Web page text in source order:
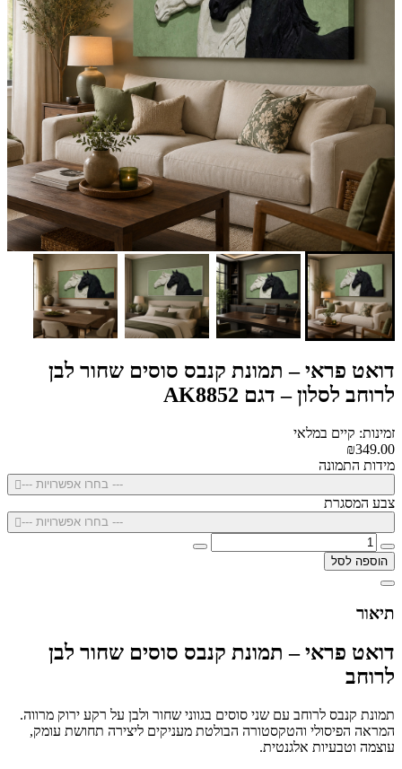
דואט פראי – תמונת קנבס סוסים שחור לבן
לרוחב לסלון – דגם AK8852
זמינות: קיים במלאי
₪349.00
מידות התמונה
--- בחרו אפשרויות ---
צבע המסגרת
--- בחרו אפשרויות ---
הוספה לסל
תיאור
דואט פראי – תמונת קנבס סוסים שחור לבן
לרוחב
תמונת קנבס לרוחב עם שני סוסים בגווני שחור ולבן על רקע ירוק מרווה.
המראה הפיסולי והטקסטורה הבולטת מעניקים ליצירה תחושת עומק,
עוצמה וטבעיות אלגנטית.